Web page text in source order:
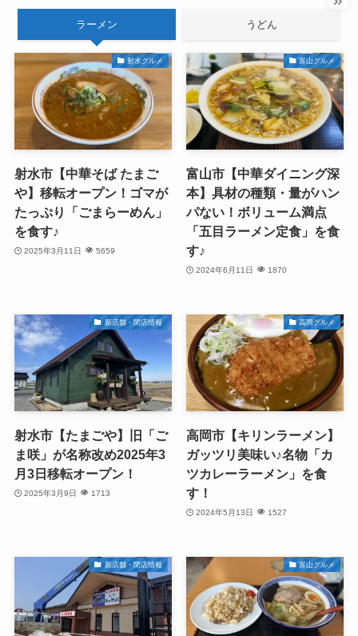
ラーメン うどん
射水グルメ
射水市【中華そば たまご
や】移転オープン！ゴマが
たっぷり「ごまらーめん」
を食す♪
2025年3月11日 5659
富山グルメ
富山市【中華ダイニング深
本】具材の種類・量がハン
パない！ボリューム満点
「五目ラーメン定食」を食
す♪
2024年6月11日 1870
新店舗・閉店情報
射水市【たまごや】旧「ご
ま咲」が名称改め2025年3
月3日移転オープン！
2025年3月9日 1713
高岡グルメ
高岡市【キリンラーメン】
ガッツリ美味い♪名物「カ
ツカレーラーメン」を食
す！
2024年5月13日 1527
新店舗・閉店情報 富山グルメ